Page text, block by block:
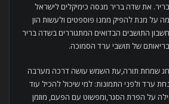
את שדה בריר מנסה כימיקלים לישראל
על מנת להפיק ממנו פוספטים ולעשות הון
התושבים הבדואים המתגוררים בשדה בריר
של תושבי ערד הסמוכה.
שמחת תורה,עת השמש עושה דרכה מערבה
ערד ולפני התמונות: למי שיכול להכיל עוד
על הפרת הסגר,ומפשוט עם הפעם, מוזמן